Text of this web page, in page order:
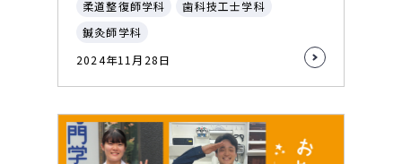
柔道整復師学科
歯科技工士学科
鍼灸師学科
2024年11月28日